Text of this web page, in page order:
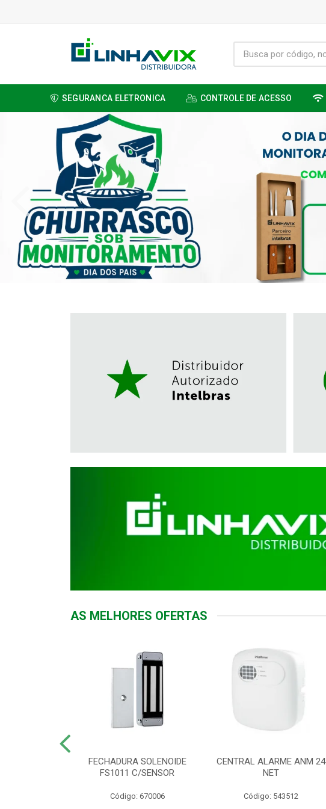
SEGURANCA ELETRONICA CONTROLE DE ACESSO
AS MELHORES OFERTAS
FECHADURA SOLENOIDE
FS1011 C/SENSOR
Código: 670006
CENTRAL ALARME ANM 24
NET
Código: 543512